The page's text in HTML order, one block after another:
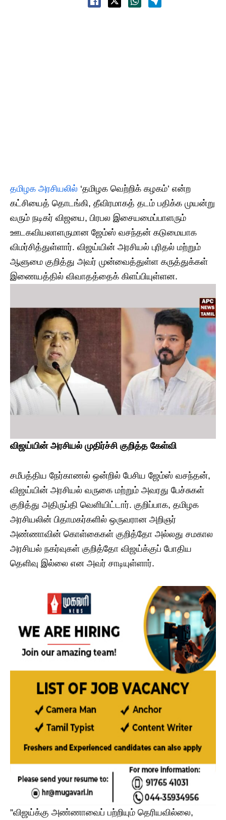
தமிழக அரசியலில் ‘தமிழக வெற்றிக் கழகம்’ என்ற
கட்சியைத் தொடங்கி, தீவிரமாகத் தடம் பதிக்க முயன்று
வரும் நடிகர் விஜயை, பிரபல இசையமைப்பாளரும்
ஊடகவியலாளருமான ஜேம்ஸ் வசந்தன் கடுமையாக
விமர்சித்துள்ளார். விஜய்யின் அரசியல் புரிதல் மற்றும்
ஆளுமை குறித்து அவர் முன்வைத்துள்ள கருத்துக்கள்
இணையத்தில் விவாதத்தைக் கிளப்பியுள்ளன.
விஜய்யின் அரசியல் முதிர்ச்சி குறித்த கேள்வி
​சமீபத்திய நேர்காணல் ஒன்றில் பேசிய ஜேம்ஸ் வசந்தன்,
விஜய்யின் அரசியல் வருகை மற்றும் அவரது பேச்சுகள்
குறித்து அதிருப்தி வெளியிட்டார். குறிப்பாக, தமிழக
அரசியலின் பிதாமகர்களில் ஒருவரான அறிஞர்
அண்ணாவின் கொள்கைகள் குறித்தோ அல்லது சமகால
அரசியல் நகர்வுகள் குறித்தோ விஜய்க்குப் போதிய
தெளிவு இல்லை என அவர் சாடியுள்ளார்.
​”விஜய்க்கு அண்ணாவைப் பற்றியும் தெரியவில்லை,